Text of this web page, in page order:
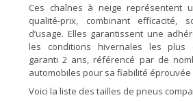
Ces chaînes à neige représentent
qualité-prix, combinant efficacité,
d’usage. Elles garantissent une
les conditions hivernales les plus
garanti 2 ans, référencé par de
automobiles pour sa fiabilité
Voici la liste des tailles de pneus